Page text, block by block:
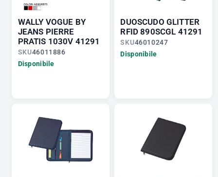
WALLY VOGUE BY
JEANS PIERRE
PRATIS 1030V 41291
SKU46011886
Disponibile
DUOSCUDO GLITTER
RFID 890SCGL 41291
SKU46010247
Disponibile